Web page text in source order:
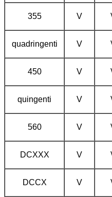
355 V
quadringenti V
450 V
quingenti V
560 V
DCXXX V
DCCX V